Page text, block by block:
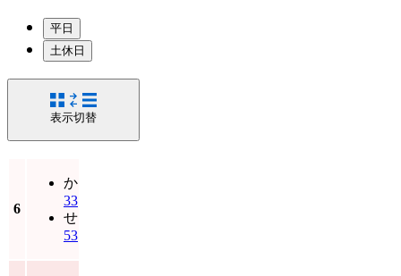
平日
土休日
表示切替
6
か
33
せ
53